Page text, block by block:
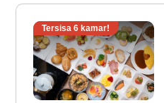
Tersisa 6 kamar!